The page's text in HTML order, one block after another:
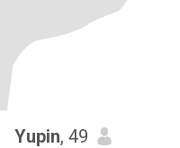
Yupin, 49